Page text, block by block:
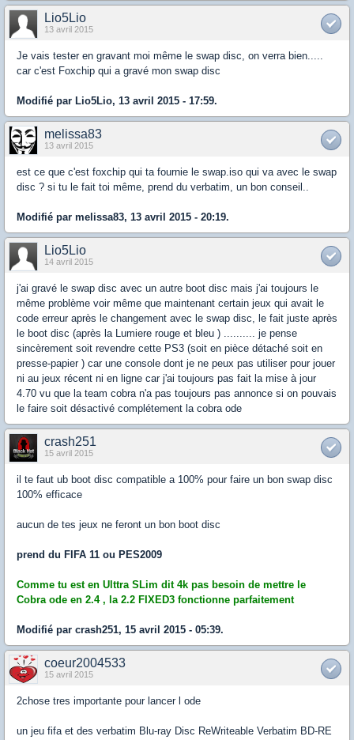
Lio5Lio
13 avril 2015
Je vais tester en gravant moi même le swap disc, on verra bien.....
car c'est Foxchip qui a gravé mon swap disc
Modifié par Lio5Lio, 13 avril 2015 - 17:59.
melissa83
13 avril 2015
est ce que c'est foxchip qui ta fournie le swap.iso qui va avec le swap
disc ? si tu le fait toi même, prend du verbatim, un bon conseil..
Modifié par melissa83, 13 avril 2015 - 20:19.
Lio5Lio
14 avril 2015
j'ai gravé le swap disc avec un autre boot disc mais j'ai toujours le
même problème voir même que maintenant certain jeux qui avait le
code erreur après le changement avec le swap disc, le fait juste après
le boot disc (après la Lumiere rouge et bleu ) .......... je pense
sincèrement soit revendre cette PS3 (soit en pièce détaché soit en
presse-papier ) car une console dont je ne peux pas utiliser pour jouer
ni au jeux récent ni en ligne car j'ai toujours pas fait la mise à jour
4.70 vu que la team cobra n'a pas toujours pas annonce si on pouvais
le faire soit désactivé complétement la cobra ode
crash251
15 avril 2015
il te faut ub boot disc compatible a 100% pour faire un bon swap disc
100% efficace
aucun de tes jeux ne feront un bon boot disc
prend du FIFA 11 ou PES2009
Comme tu est en Ulttra SLim dit 4k pas besoin de mettre le
Cobra ode en 2.4 , la 2.2 FIXED3 fonctionne parfaitement
Modifié par crash251, 15 avril 2015 - 05:39.
coeur2004533
15 avril 2015
2chose tres importante pour lancer l ode
un jeu fifa et des verbatim Blu-ray Disc ReWriteable Verbatim BD-RE